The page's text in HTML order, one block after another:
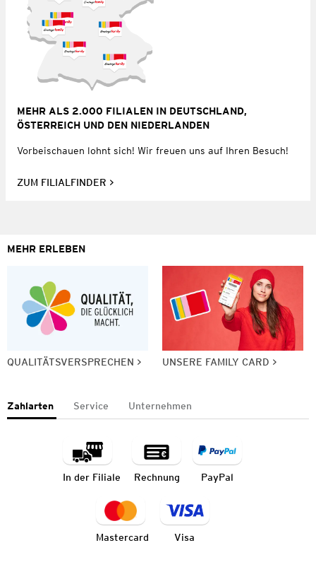
MEHR ALS 2.000 FILIALEN IN DEUTSCHLAND,
ÖSTERREICH UND DEN NIEDERLANDEN
Vorbeischauen lohnt sich! Wir freuen uns auf Ihren Besuch!
ZUM FILIALFINDER
MEHR ERLEBEN
QUALITÄTSVERSPRECHEN UNSERE FAMILY CARD
Zahlarten Service Unternehmen
In der Filiale Rechnung PayPal
Mastercard Visa